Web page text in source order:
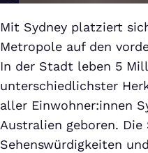
Mit Sydney platziert
Metropole auf den
In der Stadt leben 5
unterschiedlichster
aller Einwohner:innen
Australien geboren.
Sehenswürdigkeiten